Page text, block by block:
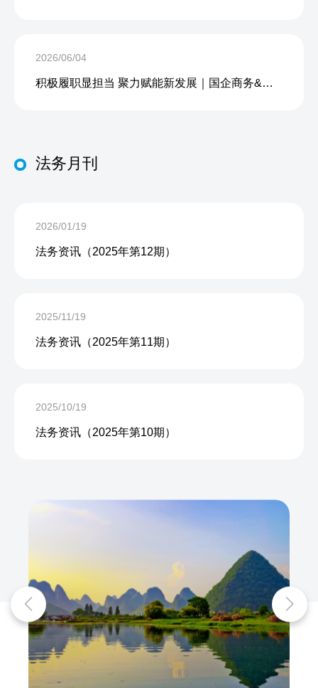
2026/06/04
积极履职显担当 聚力赋能新发展｜国企商务&中企人力出席上海现代服务业联合会第五届会员大会第三次会议暨2026服务业高质量发展大会
法务月刊
2026/01/19
法务资讯（2025年第12期）
2025/11/19
法务资讯（2025年第11期）
2025/10/19
法务资讯（2025年第10期）